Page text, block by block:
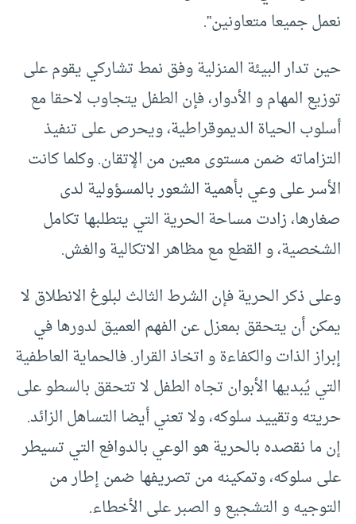
نعمل جميعا متعاونين”.
حين تدار البيئة المنزلية وفق نمط تشاركي يقوم على
توزيع المهام و الأدوار، فإن الطفل يتجاوب لاحقا مع
أسلوب الحياة الديموقراطية، ويحرص على تنفيذ
التزاماته ضمن مستوى معين من الإتقان. وكلما كانت
الأسر على وعي بأهمية الشعور بالمسؤولية لدى
صغارها، زادت مساحة الحرية التي يتطلبها تكامل
الشخصية، و القطع مع مظاهر الاتكالية والغش.
وعلى ذكر الحرية فإن الشرط الثالث لبلوغ الانطلاق لا
يمكن أن يتحقق بمعزل عن الفهم العميق لدورها في
إبراز الذات والكفاءة و اتخاذ القرار. فالحماية العاطفية
التي يُبديها الأبوان تجاه الطفل لا تتحقق بالسطو على
حريته وتقييد سلوكه، ولا تعني أيضا التساهل الزائد.
إن ما نقصده بالحرية هو الوعي بالدوافع التي تسيطر
على سلوكه، وتمكينه من تصريفها ضمن إطار من
التوجيه و التشجيع و الصبر على الأخطاء.